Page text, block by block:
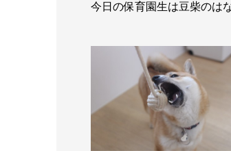
今日の保育園生は豆柴のは